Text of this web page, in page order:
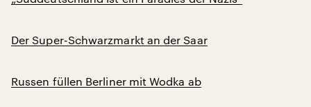
Der Super-Schwarzmarkt an der Saar
Russen füllen Berliner mit Wodka ab